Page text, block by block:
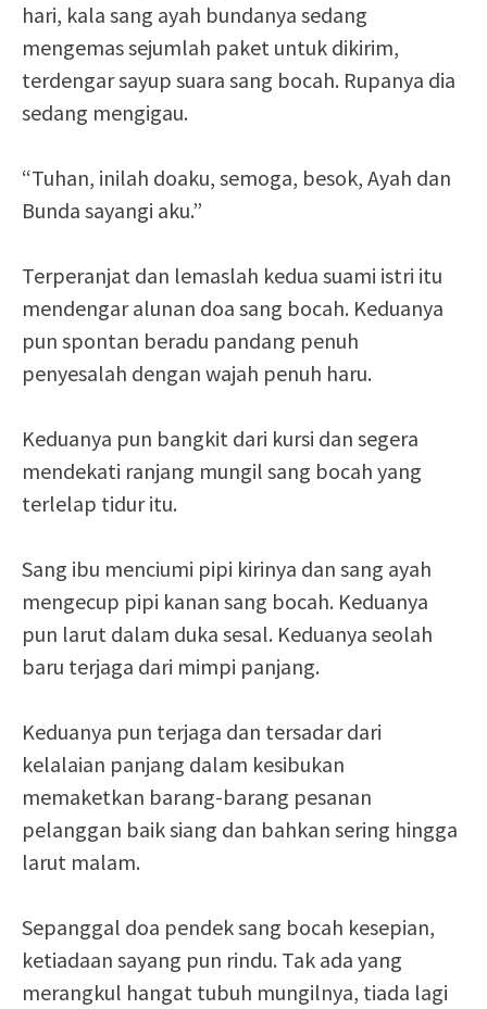
hari, kala sang ayah bundanya sedang
mengemas sejumlah paket untuk dikirim,
terdengar sayup suara sang bocah. Rupanya dia
sedang mengigau.
“Tuhan, inilah doaku, semoga, besok, Ayah dan
Bunda sayangi aku.”
Terperanjat dan lemaslah kedua suami istri itu
mendengar alunan doa sang bocah. Keduanya
pun spontan beradu pandang penuh
penyesalah dengan wajah penuh haru.
Keduanya pun bangkit dari kursi dan segera
mendekati ranjang mungil sang bocah yang
terlelap tidur itu.
Sang ibu menciumi pipi kirinya dan sang ayah
mengecup pipi kanan sang bocah. Keduanya
pun larut dalam duka sesal. Keduanya seolah
baru terjaga dari mimpi panjang.
Keduanya pun terjaga dan tersadar dari
kelalaian panjang dalam kesibukan
memaketkan barang-barang pesanan
pelanggan baik siang dan bahkan sering hingga
larut malam.
Sepanggal doa pendek sang bocah kesepian,
ketiadaan sayang pun rindu. Tak ada yang
merangkul hangat tubuh mungilnya, tiada lagi